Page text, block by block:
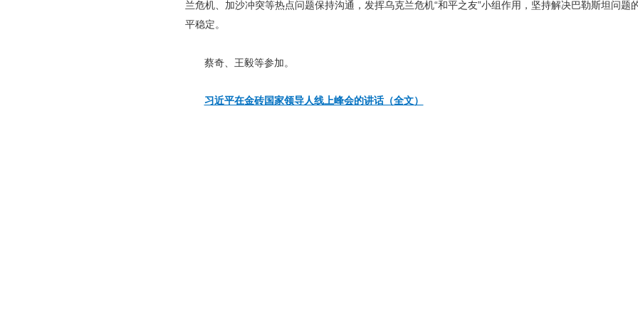
兰危机、加沙冲突等热点问题保持沟通，发挥乌克兰危机“和平之友”小组作用，坚持解决巴勒斯坦问题
平稳定。
蔡奇、王毅等参加。
习近平在金砖国家领导人线上峰会的讲话（全文）